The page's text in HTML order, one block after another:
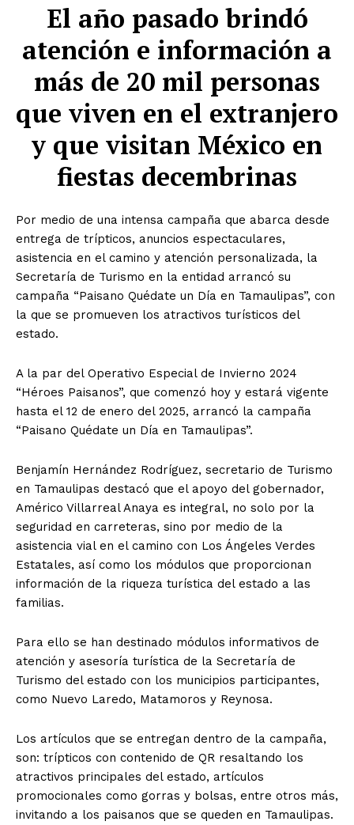
El año pasado brindó
atención e información a
más de 20 mil personas
que viven en el extranjero
y que visitan México en
fiestas decembrinas
Por medio de una intensa campaña que abarca desde
entrega de trípticos, anuncios espectaculares,
asistencia en el camino y atención personalizada, la
Secretaría de Turismo en la entidad arrancó su
campaña “Paisano Quédate un Día en Tamaulipas”, con
la que se promueven los atractivos turísticos del
estado.
A la par del Operativo Especial de Invierno 2024
“Héroes Paisanos”, que comenzó hoy y estará vigente
hasta el 12 de enero del 2025, arrancó la campaña
“Paisano Quédate un Día en Tamaulipas”.
Benjamín Hernández Rodríguez, secretario de Turismo
en Tamaulipas destacó que el apoyo del gobernador,
Américo Villarreal Anaya es integral, no solo por la
seguridad en carreteras, sino por medio de la
asistencia vial en el camino con Los Ángeles Verdes
Estatales, así como los módulos que proporcionan
información de la riqueza turística del estado a las
familias.
Para ello se han destinado módulos informativos de
atención y asesoría turística de la Secretaría de
Turismo del estado con los municipios participantes,
como Nuevo Laredo, Matamoros y Reynosa.
Los artículos que se entregan dentro de la campaña,
son: trípticos con contenido de QR resaltando los
atractivos principales del estado, artículos
promocionales como gorras y bolsas, entre otros más,
invitando a los paisanos que se queden en Tamaulipas.